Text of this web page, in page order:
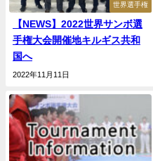
世界選手権
【NEWS】2022世界サンボ選
手権大会開催地キルギス共和
国へ
2022年11月11日